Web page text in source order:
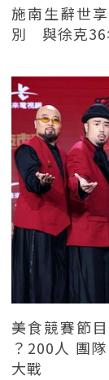
施南生辭世
別 與徐克36
美食競賽節
？200人 團
大戰